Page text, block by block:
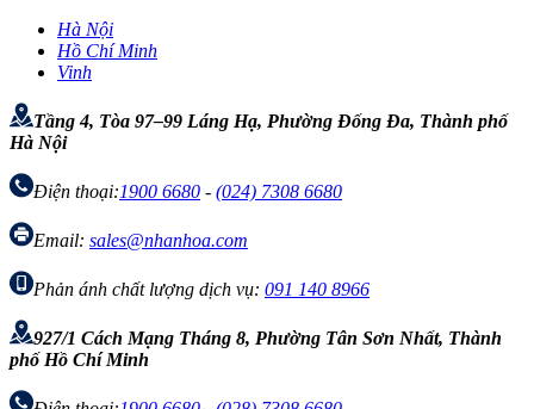
Hà Nội
Hồ Chí Minh
Vinh
Tầng 4, Tòa 97–99 Láng Hạ, Phường Đống Đa, Thành phố
Hà Nội
Điện thoại:1900 6680 - (024) 7308 6680
Email: sales@nhanhoa.com
Phản ánh chất lượng dịch vụ: 091 140 8966
927/1 Cách Mạng Tháng 8, Phường Tân Sơn Nhất, Thành
phố Hồ Chí Minh